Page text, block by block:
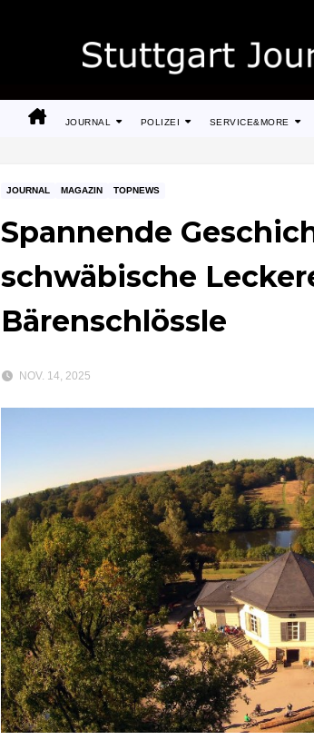
JOURNAL POLIZEI SERVICE&MORE
JOURNAL MAGAZIN TOPNEWS
Spannende
schwäbische
Bärenschlössle
NOV. 14, 2025